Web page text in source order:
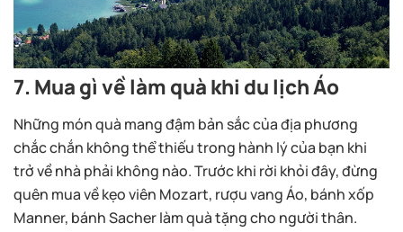
7. Mua gì về làm quà khi du lịch Áo
Những món quà mang đậm bản sắc của địa phương
chắc chắn không thể thiếu trong hành lý của bạn khi
trở về nhà phải không nào. Trước khi rời khỏi đây, đừng
quên mua về kẹo viên Mozart, rượu vang Áo, bánh xốp
Manner, bánh Sacher làm quà tặng cho người thân.